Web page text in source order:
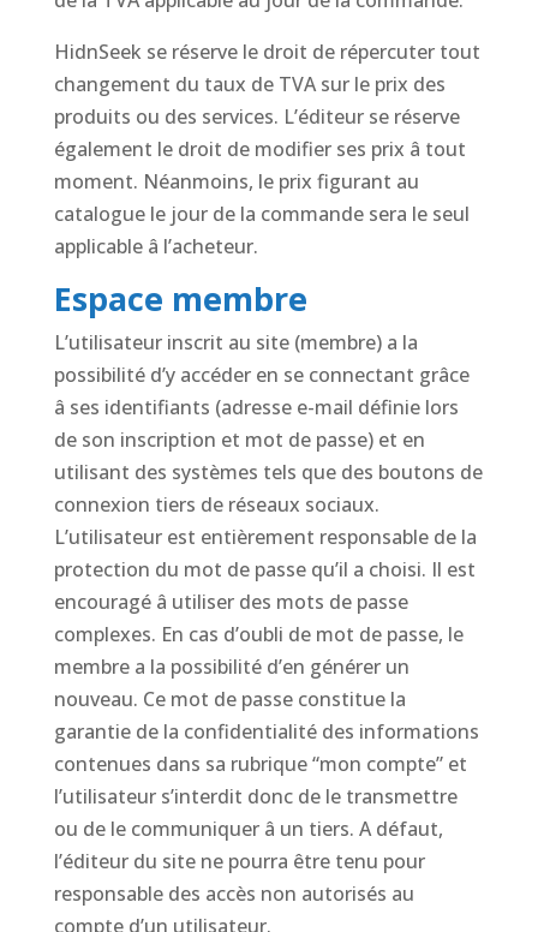
HidnSeek se réserve le droit de répercuter tout
changement du taux de TVA sur le prix des
produits ou des services. L’éditeur se réserve
également le droit de modifier ses prix â tout
moment. Néanmoins, le prix figurant au
catalogue le jour de la commande sera le seul
applicable â l’acheteur.
Espace membre
L’utilisateur inscrit au site (membre) a la
possibilité d’y accéder en se connectant grâce
â ses identifiants (adresse e-mail définie lors
de son inscription et mot de passe) et en
utilisant des systèmes tels que des boutons de
connexion tiers de réseaux sociaux.
L’utilisateur est entièrement responsable de la
protection du mot de passe qu’il a choisi. Il est
encouragé â utiliser des mots de passe
complexes. En cas d’oubli de mot de passe, le
membre a la possibilité d’en générer un
nouveau. Ce mot de passe constitue la
garantie de la confidentialité des informations
contenues dans sa rubrique “mon compte” et
l’utilisateur s’interdit donc de le transmettre
ou de le communiquer â un tiers. A défaut,
l’éditeur du site ne pourra être tenu pour
responsable des accès non autorisés au
compte d’un utilisateur.